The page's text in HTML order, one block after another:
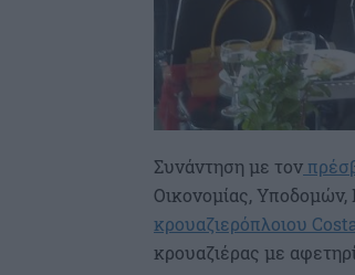
Συνάντηση με τον
Οικονομίας, Υποδομών,
κρουαζιερόπλοιου
κρουαζιέρας με